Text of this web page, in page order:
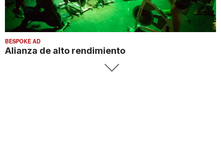
BESPOKE AD
Alianza de alto rendimiento